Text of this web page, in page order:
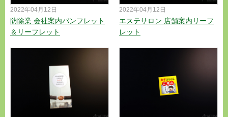
2022年04月12日
防除業 会社案内パンフレット
＆リーフレット
2022年04月12日
エステサロン 店舗案内リーフ
レット